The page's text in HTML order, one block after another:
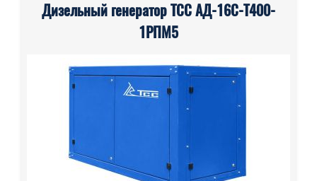
Дизельный генератор ТСС АД-16С-Т400-
1РПМ5